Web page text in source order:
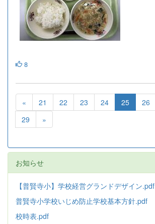
8
« 21 22 23 24 25 26
29
»
お知らせ
【普賢寺小】学校経営グランドデザイン.pdf
普賢寺小学校いじめ防止学校基本方針.pdf
校時表.pdf